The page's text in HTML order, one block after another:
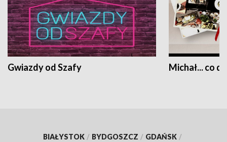
Gwiazdy od Szafy Michał... co
BIAŁYSTOK / BYDGOSZCZ / GDAŃSK /